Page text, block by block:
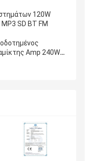
120W
SD BT FM
Amp 240W